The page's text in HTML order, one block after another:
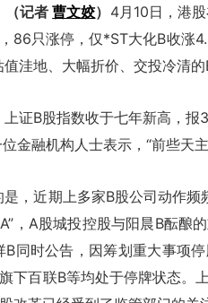
（记者曹文姣） 4月10日，港
86只涨停，仅*ST大化B收涨
洼地、大幅折价、交投冷清的
B股指数收于七年新高，报
金融机构人士表示，“前些天
近期上多家B股公司动作频
，A股城投控股与阳晨B酝酿
B同时公告，因筹划重大事项
下百联B等均处于停牌状态。